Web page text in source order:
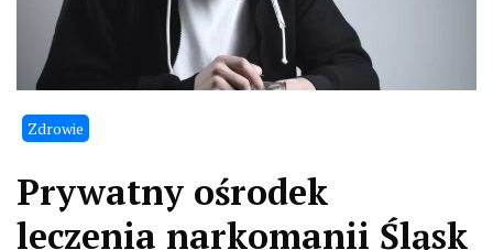
Zdrowie
Prywatny ośrodek
leczenia narkomanii Śląsk